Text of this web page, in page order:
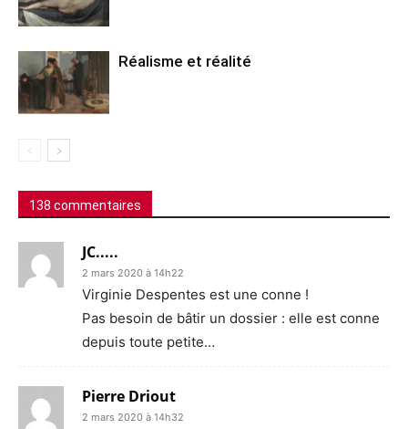
Réalisme et réalité
138 commentaires
JC.....
2 mars 2020 à 14h22
Virginie Despentes est une conne !
Pas besoin de bâtir un dossier : elle est conne
depuis toute petite…
Pierre Driout
2 mars 2020 à 14h32